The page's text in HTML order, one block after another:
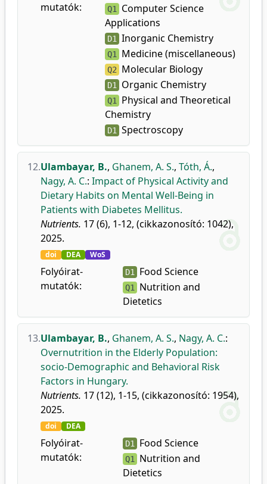
mutatók:
Q1
Computer Science
Applications
D1 Inorganic Chemistry
Q1 Medicine (miscellaneous)
Q2 Molecular Biology
D1 Organic Chemistry
Q1
Physical and Theoretical
Chemistry
D1 Spectroscopy
12.Ulambayar, B., Ghanem, A. S., Tóth, Á.,
Nagy, A. C.: Impact of Physical Activity and
Dietary Habits on Mental Well-Being in
Patients with Diabetes Mellitus.
Nutrients. 17 (6), 1-12, (cikkazonosító: 1042),
2025.
doi DEA WoS
Folyóirat-
mutatók:
D1 Food Science
Q1 Nutrition and
Dietetics
13.Ulambayar, B., Ghanem, A. S., Nagy, A. C.:
Overnutrition in the Elderly Population:
socio-Demographic and Behavioral Risk
Factors in Hungary.
Nutrients. 17 (12), 1-15, (cikkazonosító: 1954),
2025.
doi DEA
Folyóirat-
mutatók:
D1 Food Science
Q1 Nutrition and
Dietetics